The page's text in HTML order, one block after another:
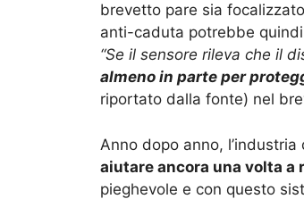
brevetto pare sia
anti-caduta potrebbe quindi
“Se il sensore rileva che il
almeno in parte per
riportato dalla fonte) nel
Anno dopo anno,
aiutare ancora una volta
pieghevole e con questo